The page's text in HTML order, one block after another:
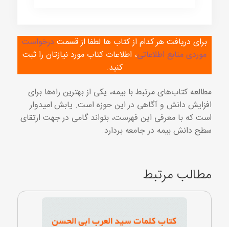
برای دریافت هر کدام از کتاب ها لطفا از قسمت درخواست
موردی منابع اطلاعاتی، اطلاعات کتاب مورد نیازتان را ثبت
کنید.
مطالعه کتاب‌های مرتبط با بیمه، یکی از بهترین راه‌ها برای
افزایش دانش و آگاهی در این حوزه است. یابش امیدوار
است که با معرفی این فهرست، بتواند گامی در جهت ارتقای
سطح دانش بیمه در جامعه بردارد.
مطالب مرتبط